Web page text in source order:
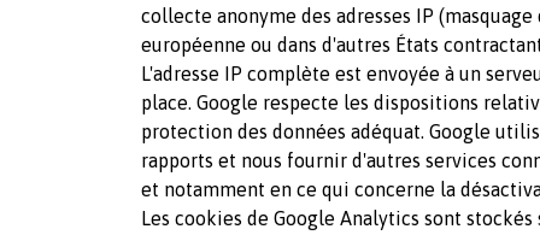
collecte anonyme des adresses IP
européenne ou dans d'autres États
L'adresse IP complète est envoyée à un
place. Google respecte les dispositions
protection des données adéquat. Google
rapports et nous fournir d'autres services
et notamment en ce qui concerne la
Les cookies de Google Analytics sont